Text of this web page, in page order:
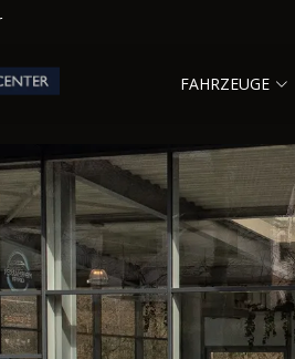
FAHRZEUGE